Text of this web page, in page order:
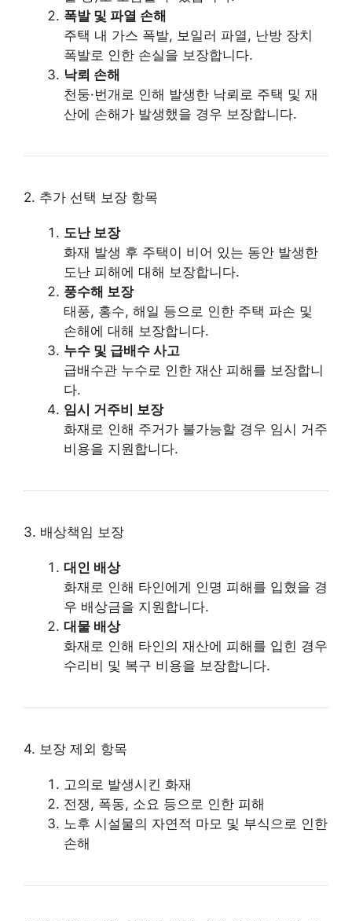
폭발 및 파열 손해
주택 내 가스 폭발, 보일러 파열, 난방 장치
폭발로 인한 손실을 보장합니다.
낙뢰 손해
천둥·번개로 인해 발생한 낙뢰로 주택 및 재
산에 손해가 발생했을 경우 보장합니다.
2. 추가 선택 보장 항목
도난 보장
화재 발생 후 주택이 비어 있는 동안 발생한
도난 피해에 대해 보장합니다.
풍수해 보장
태풍, 홍수, 해일 등으로 인한 주택 파손 및
손해에 대해 보장합니다.
누수 및 급배수 사고
급배수관 누수로 인한 재산 피해를 보장합니
다.
임시 거주비 보장
화재로 인해 주거가 불가능할 경우 임시 거주
비용을 지원합니다.
3. 배상책임 보장
대인 배상
화재로 인해 타인에게 인명 피해를 입혔을 경
우 배상금을 지원합니다.
대물 배상
화재로 인해 타인의 재산에 피해를 입힌 경우
수리비 및 복구 비용을 보장합니다.
4. 보장 제외 항목
고의로 발생시킨 화재
전쟁, 폭동, 소요 등으로 인한 피해
노후 시설물의 자연적 마모 및 부식으로 인한
손해